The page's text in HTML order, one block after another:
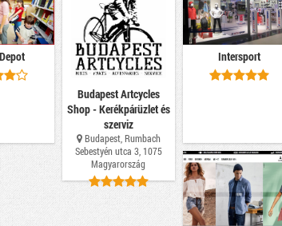
Budapest Artcycles
Shop - Kerékpárüzlet és
szerviz
Budapest, Rumbach
Sebestyén utca 3, 1075
Magyarország
Intersport